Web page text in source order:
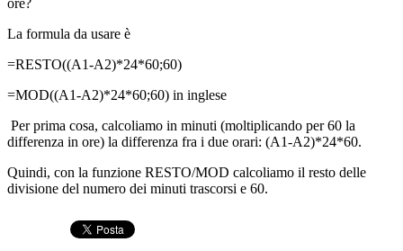
La formula da usare è
=RESTO((A1-A2)*24*60;60)
=MOD((A1-A2)*24*60;60) in inglese
Per prima cosa, calcoliamo in minuti (moltiplicando per 60 la
differenza in ore) la differenza fra i due orari: (A1-A2)*24*60.
Quindi, con la funzione RESTO/MOD calcoliamo il resto delle
divisione del numero dei minuti trascorsi e 60.